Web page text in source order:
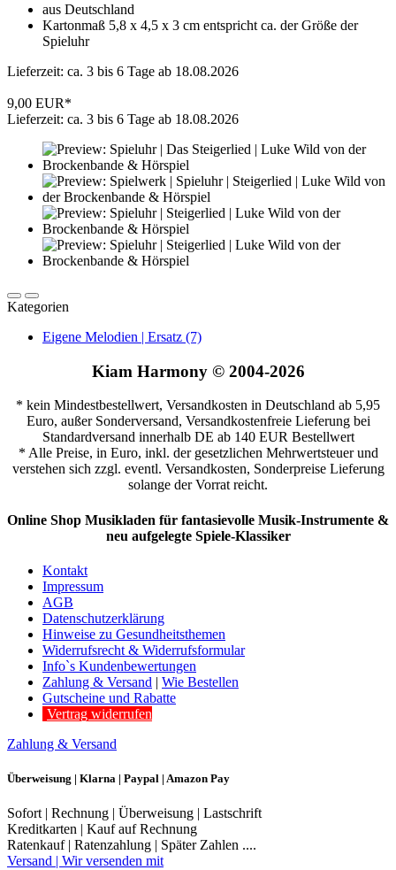
aus Deutschland
Kartonmaß 5,8 x 4,5 x 3 cm entspricht ca. der Größe der
Spieluhr
Lieferzeit: ca. 3 bis 6 Tage ab 18.08.2026
9,00 EUR*
Lieferzeit: ca. 3 bis 6 Tage ab 18.08.2026
Kategorien
Eigene Melodien | Ersatz (7)
Kiam Harmony © 2004-2026
* kein Mindestbestellwert, Versandkosten in Deutschland ab 5,95
Euro, außer Sonderversand, Versandkostenfreie Lieferung bei
Standardversand innerhalb DE ab 140 EUR Bestellwert
* Alle Preise, in Euro, inkl. der gesetzlichen Mehrwertsteuer und
verstehen sich zzgl. eventl. Versandkosten, Sonderpreise Lieferung
solange der Vorrat reicht.
Online Shop Musikladen für fantasievolle Musik-Instrumente &
neu aufgelegte Spiele-Klassiker
Kontakt
Impressum
AGB
Datenschutzerklärung
Hinweise zu Gesundheitsthemen
Widerrufsrecht & Widerrufsformular
Info`s Kundenbewertungen
Zahlung & Versand | Wie Bestellen
Gutscheine und Rabatte
Vertrag widerrufen
Zahlung & Versand
Überweisung | Klarna | Paypal | Amazon Pay
Sofort | Rechnung | Überweisung | Lastschrift
Kreditkarten | Kauf auf Rechnung
Ratenkauf | Ratenzahlung | Später Zahlen ....
Versand | Wir versenden mit